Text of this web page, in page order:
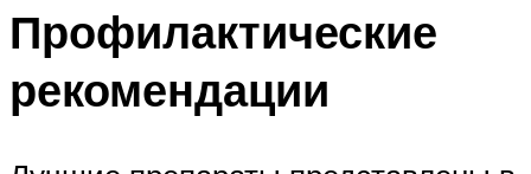
Профилактические
рекомендации